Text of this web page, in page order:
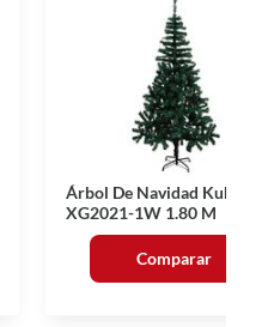
Árbol De Navidad Kuk
XG2021-1W 1.80 M
Comparar